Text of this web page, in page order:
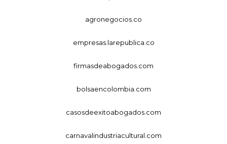
agronegocios.co
empresas.larepublica.co
firmasdeabogados.com
bolsaencolombia.com
casosdeexitoabogados.com
carnavalindustriacultural.com